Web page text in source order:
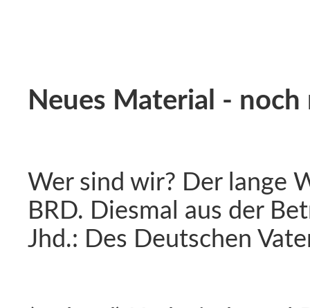
Neues Material -
Wer sind wir? Der lange
BRD. Diesmal aus der
Jhd.: Des Deutschen